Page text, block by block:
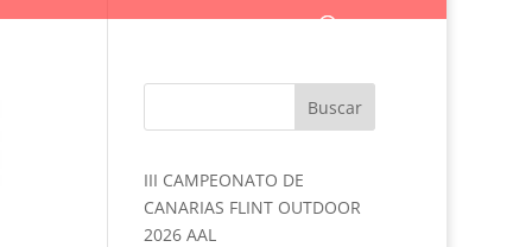
III CAMPEONATO DE
CANARIAS FLINT OUTDOOR
2026 AAL